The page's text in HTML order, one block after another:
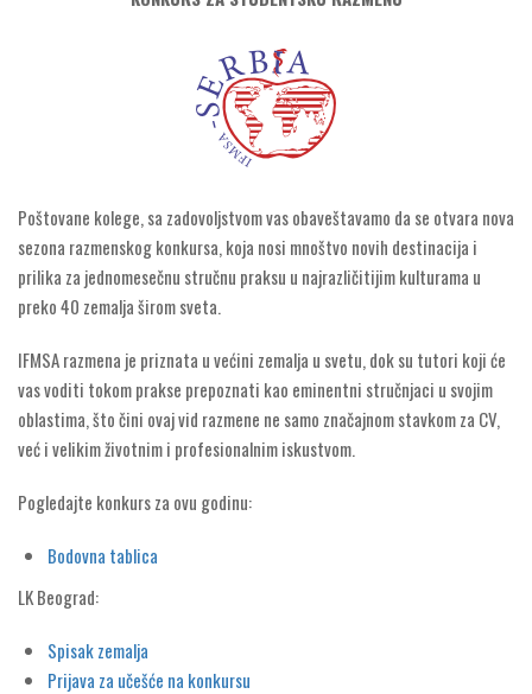
Poštovane kolege, sa zadovoljstvom vas obaveštavamo da se otvara nova
sezona razmenskog konkursa, koja nosi mnoštvo novih destinacija i
prilika za jednomesečnu stručnu praksu u najrazličitijim kulturama u
preko 40 zemalja širom sveta.
IFMSA razmena je priznata u većini zemalja u svetu, dok su tutori koji će
vas voditi tokom prakse prepoznati kao eminentni stručnjaci u svojim
oblastima, što čini ovaj vid razmene ne samo značajnom stavkom za CV,
već i velikim životnim i profesionalnim iskustvom.
Pogledajte konkurs za ovu godinu:
Bodovna tablica
LK Beograd:
Spisak zemalja
Prijava za učešće na konkursu